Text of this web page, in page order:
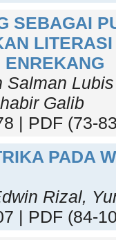
SEBAGAI
Salman
Galib
| PDF (73-
PADA
Rizal,
| PDF (84-